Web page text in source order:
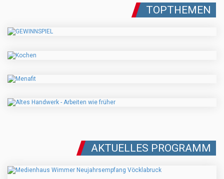
TOPTHEMEN
AKTUELLES PROGRAMM